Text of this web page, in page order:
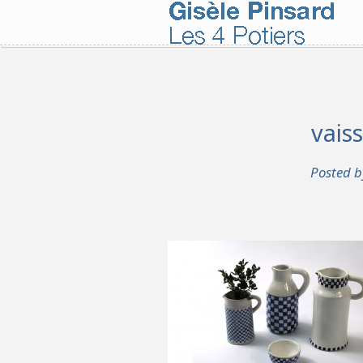
Posted